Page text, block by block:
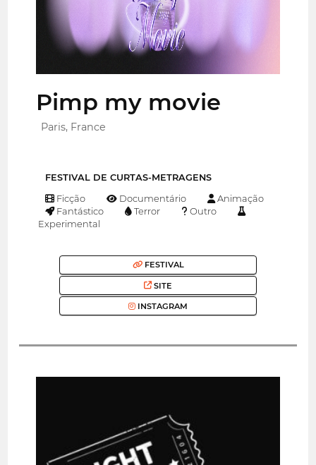
Pimp my movie
Paris, France
FESTIVAL DE CURTAS-METRAGENS
Ficção Documentário
Animação
Fantástico
Terror
Outro
Experimental
FESTIVAL
SITE
INSTAGRAM